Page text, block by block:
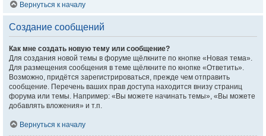
Вернуться к началу
Создание сообщений
Как мне создать новую тему или сообщение?
Для создания новой темы в форуме щёлкните по кнопке «Новая тема».
Для размещения сообщения в теме щёлкните по кнопке «Ответить».
Возможно, придётся зарегистрироваться, прежде чем отправить
сообщение. Перечень ваших прав доступа находится внизу страниц
форума или темы. Например: «Вы можете начинать темы», «Вы можете
добавлять вложения» и т.п.
Вернуться к началу